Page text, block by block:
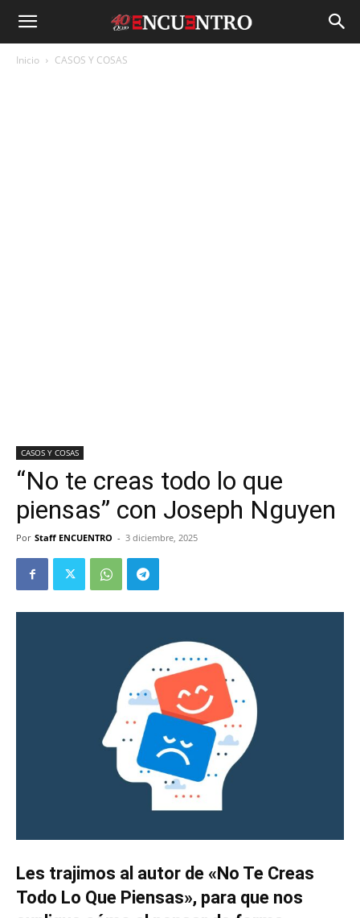
Inicio CASOS Y COSAS
CASOS Y COSAS
“No te creas todo lo que
piensas” con Joseph Nguyen
Por Staff ENCUENTRO - 3 diciembre, 2025
Les trajimos al autor de «No Te Creas
Todo Lo Que Piensas», para que nos